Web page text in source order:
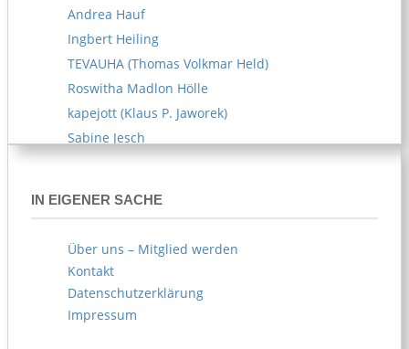
Andrea Hauf
Ingbert Heiling
TEVAUHA (Thomas Volkmar Held)
Roswitha Madlon Hölle
kapejott (Klaus P. Jaworek)
Sabine Jesch
AKOE (Arife Körblein)
Norbert Köster
IN EIGENER SACHE
Über uns – Mitglied werden
Kontakt
Datenschutzerklärung
Impressum